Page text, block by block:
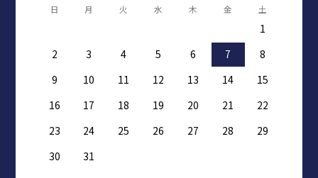
日 月 火 水 木 金 土
1
2
3 4 5 6 7
8
9
10 11 12 13 14
15
16
17 18 19 20 21
22
23
24 25 26 27 28
29
30
31